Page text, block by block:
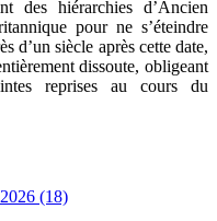
des hiérarchies d’Ancien
pour ne s’éteindre
d’un siècle après cette date,
dissoute, obligeant
reprises au cours du
(18)